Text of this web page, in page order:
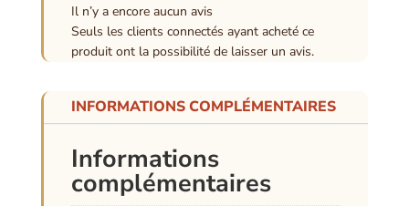
du
produit
Il n’y a encore aucun avis
Seuls les clients connectés ayant acheté ce
produit ont la possibilité de laisser un avis.
INFORMATIONS COMPLÉMENTAIRES
Informations
complémentaires